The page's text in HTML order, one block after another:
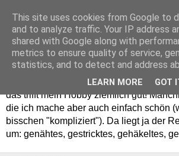
Willkommen in meinem "Wohnzimmer".
das trifft mein Hobby ziemlich gut!
die ich mache aber auch einfach schön
bisschen "kompliziert"). Da liegt ja der
um: genähtes, gestricktes, gehäkeltes,
This site uses cookies from Google to
and to analyze traffic. Your IP address
shared with Google along with
metrics to ensure quality of service,
statistics, and to detect and address
LEARN MORE GOT